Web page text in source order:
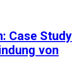
Case Study
von